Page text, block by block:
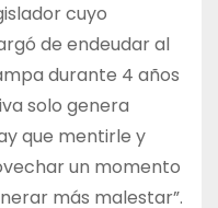
cuyo
de endeudar al
durante 4 años
solo genera
que mentirle y
un momento
más malestar”.